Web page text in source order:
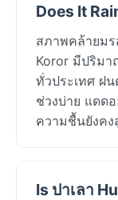
Does It
สภาพคล้ายมร
Koror มีปริม
ทั่วประเทศ ฝ
ช่วงบ่าย แดด
ความชื้นยังคง
Is ปาเลา